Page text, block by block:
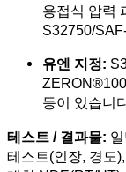
용접식 압력
S32750/
유엔 지정:
등이 있습니
테스트 / 결과물:
테스트(인장, 경도